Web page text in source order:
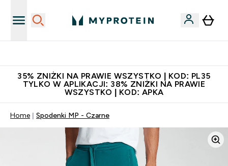
35% ZNIŻKI NA PRAWIE WSZYSTKO | KOD: PL35
TYLKO W APLIKACJI: 38% ZNIŻKI NA PRAWIE
WSZYSTKO | KOD: APKA
Home Spodenki MP - Czarne